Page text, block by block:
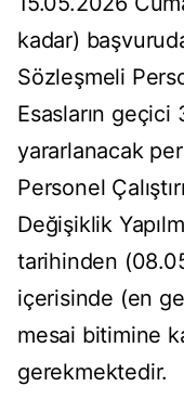
kadar)
Sözleşmeli
Esasların
yararlanacak
Personel
Değişiklik
tarihinden
içerisinde (en
mesai bitimine
gerekmektedir.